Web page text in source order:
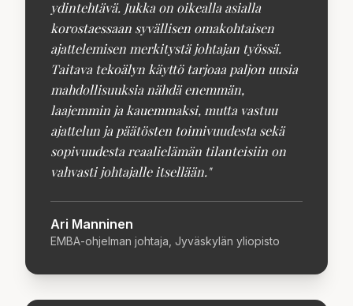
ydintehtävä. Jukka on oikealla asialla
korostaessaan syvällisen omakohtaisen
ajattelemisen merkitystä johtajan työssä.
Taitava tekoälyn käyttö tarjoaa paljon uusia
mahdollisuuksia nähdä enemmän,
laajemmin ja kauemmaksi, mutta vastuu
ajattelun ja päätösten toimivuudesta sekä
sopivuudesta reaalielämän tilanteisiin on
vahvasti johtajalle itsellään."
Ari Manninen
EMBA-ohjelman johtaja, Jyväskylän yliopisto